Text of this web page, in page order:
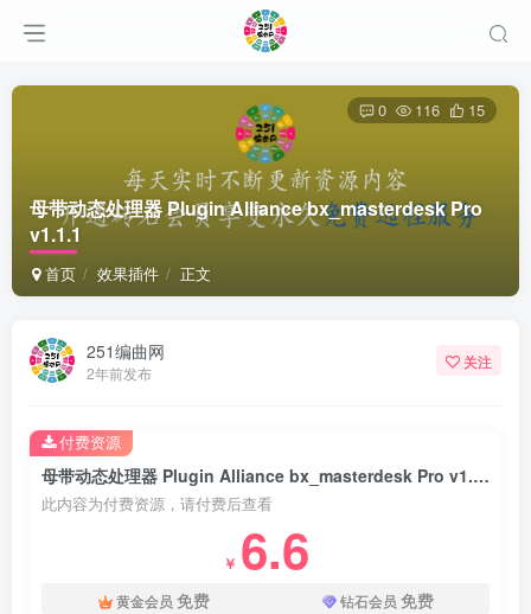
母带动态处理器 Plugin Alliance bx_masterdesk Pro
v1.1.1
首页 效果插件 正文
0 116 15
251编曲网
2年前发布
关注
母带动态处理器 Plugin Alliance bx_masterdesk Pro v1.1.1
此内容为付费资源，请付费后查看
￥ 6.6
黄金会员 免费 钻石会员 免费
付费资源